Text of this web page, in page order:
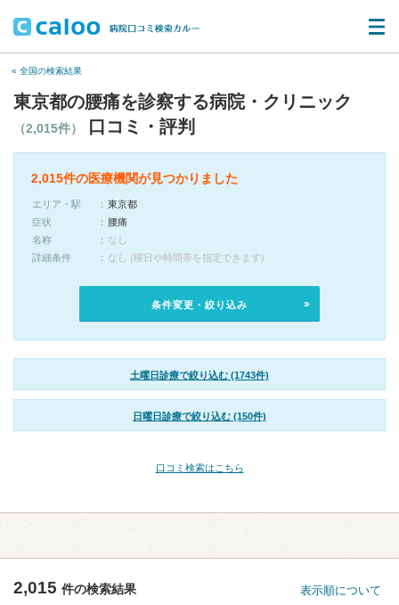
« 全国の検索結果
東京都の腰痛を診察する病院・クリニック
（2,015件） 口コミ・評判
2,015件の医療機関が見つかりました
エリア・駅
東京都
症状
腰痛
名称
なし
詳細条件
なし (曜日や時間帯を指定できます)
条件変更・絞り込み
土曜日診療で絞り込む (1743件)
日曜日診療で絞り込む (150件)
口コミ検索はこちら
2,015 件の検索結果 表示順について